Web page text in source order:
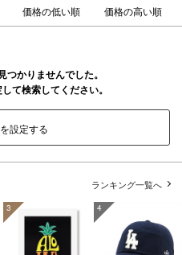
価格の低い順 価格の高い順
つかりませんでした。
て検索してください。
設定する
ランキング一覧へ
3 4